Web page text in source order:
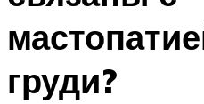
груди?